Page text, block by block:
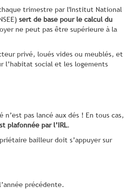
trimestre par l'Institut National
sert de base pour le calcul du
ne peut pas être supérieure à la
privé, loués vides ou meublés, et
l’habitat social et les logements
pas lancé aux dés ! En tous cas,
plafonnée par l’IRL.
bailleur doit s’appuyer sur
précédente.